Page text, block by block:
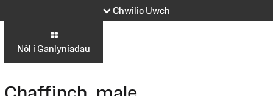
Chwilio Uwch
Nôl i Ganlyniadau